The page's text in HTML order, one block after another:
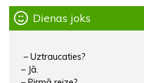
Dienas joks
– Uztraucaties?
– Jā.